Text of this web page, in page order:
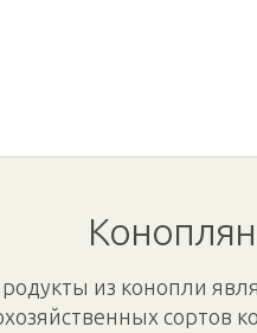
из конопли
сортов